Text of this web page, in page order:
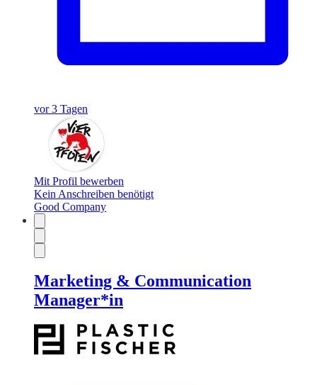
vor 3 Tagen
Mit Profil bewerben
Kein Anschreiben benötigt
Good Company
Marketing & Communication
Manager*in